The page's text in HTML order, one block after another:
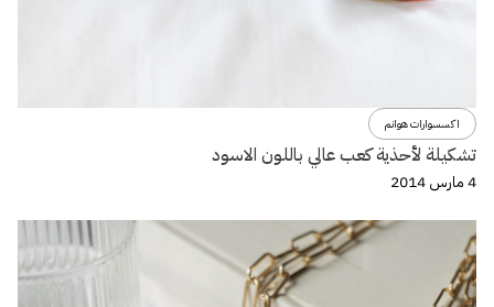
اكسسوارات هوانم
تشكيلة لأحذية كعب عالي باللون الاسود
4 مارس 2014